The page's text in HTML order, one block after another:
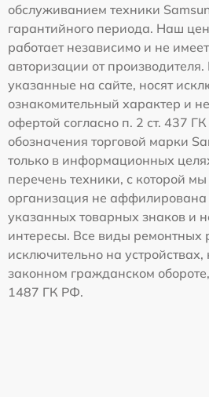
обслуживанием техники
гарантийного периода. Наш
работает независимо и не
авторизации от
указанные на сайте, носят
ознакомительный характер и
офертой согласно п. 2 ст. 437
обозначения торговой марки
только в информационных
перечень техники, с которой
организация не аффилирована
указанных товарных знаков и
интересы. Все виды ремонтных
исключительно на
законном гражданском обороте,
1487 ГК РФ.